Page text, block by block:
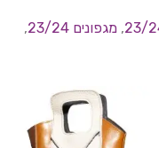
, מגפונים 23/24
,